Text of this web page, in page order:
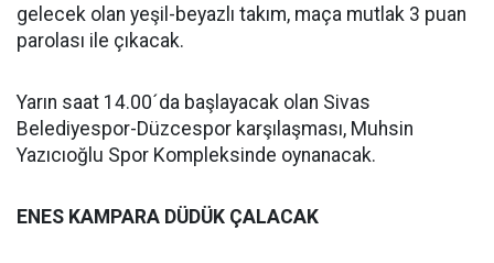
gelecek olan yeşil-beyazlı takım, maça mutlak 3 puan
parolası ile çıkacak.
Yarın saat 14.00´da başlayacak olan Sivas
Belediyespor-Düzcespor karşılaşması, Muhsin
Yazıcıoğlu Spor Kompleksinde oynanacak.
ENES KAMPARA DÜDÜK ÇALACAK